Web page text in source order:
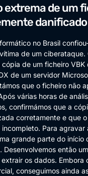
extrema de um
danificado
no Brasil
de um ciberataque.
de um ficheiro VBK
de um servidor
que o ficheiro não
várias horas de
confirmámos que a
corretamente e que
Para agravar
grande parte do início
Desenvolvemos então
os dados. Embora
conseguimos ainda